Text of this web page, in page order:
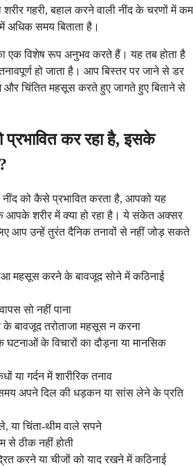
गहरी, बहाल करने वाली नींद के चरणों में कम
अधिक समय बिताता है।
एक विशेष रूप अनुभव करते हैं। यह तब होता है
हो जाता है। आप बिस्तर पर जाने से डर
चिंतित महसूस करते हुए जागते हुए बिताने से
कर रहा है, इसके
को कैसे प्रभावित करता है, आपको यह
शरीर में क्या हो रहा है। ये संकेत अक्सर
आप उन्हें तुरंत दैनिक तनावों से नहीं जोड़ सकते
महसूस करने के बावजूद सोने में कठिनाई
सो नहीं पाना
के बावजूद तरोताजा महसूस न करना
के विचारों का दौड़ना या मानसिक
या गर्दन में शारीरिक तनाव
अपने दिल की धड़कन या सांस लेने के प्रति
या चिंता-थीम वाले सपने
से ठीक नहीं होती
करने या चीजों को याद रखने में कठिनाई